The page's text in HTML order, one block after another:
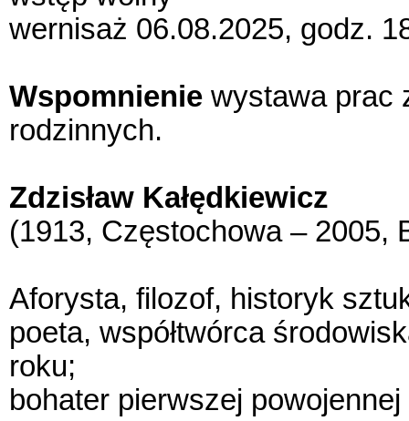
wernisaż 06.08.2025, godz.
Wspomnienie wystawa prac
rodzinnych.
Zdzisław Kałędkiewicz
(1913, Częstochowa – 2005,
Aforysta, filozof, historyk
poeta, współtwórca
roku;
bohater pierwszej